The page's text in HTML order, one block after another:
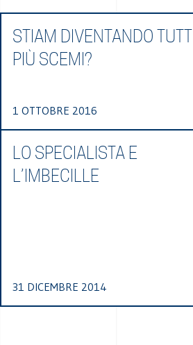
STIAM DIVENTANDO TUTTI
PIÙ SCEMI?
1 OTTOBRE 2016
LO SPECIALISTA E
L’IMBECILLE
31 DICEMBRE 2014